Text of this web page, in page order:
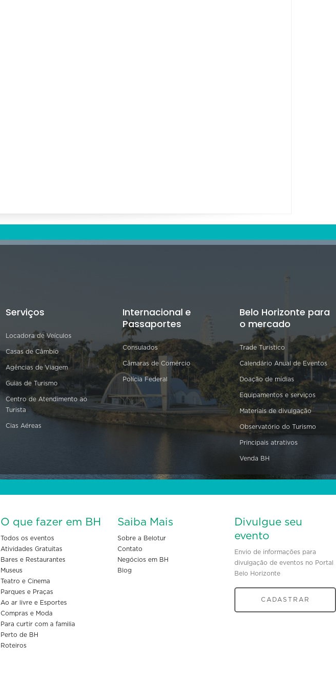
Serviços
Locadora de Veículos
Casas de Câmbio
Agências de Viagem
Guias de Turismo
Centro de Atendimento ao
Turista
Cias Aéreas
Internacional e
Passaportes
Consulados
Câmaras de Comércio
Polícia Federal
Belo Horizonte para
o mercado
Trade Turístico
Calendário Anual de Eventos
Doação de mídias
Equipamentos e serviços
Materiais de divulgação
Observatório do Turismo
Principais atrativos
Venda BH
O que fazer em BH
Todos os eventos
Atividades Gratuitas
Bares e Restaurantes
Museus
Teatro e Cinema
Parques e Praças
Ao ar livre e Esportes
Compras e Moda
Para curtir com a familia
Perto de BH
Roteiros
Saiba Mais
Sobre a Belotur
Contato
Negócios em BH
Blog
Divulgue seu
evento
Envio de informações para
divulgação de eventos no Portal
Belo Horizonte
CADASTRAR